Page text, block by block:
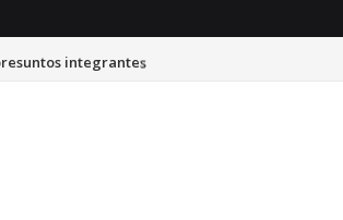
integrantes